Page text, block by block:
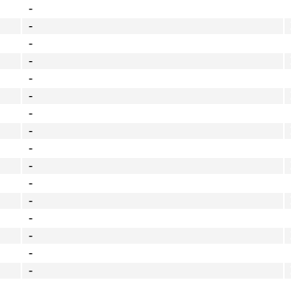
-
-
-
-
-
-
-
-
-
-
-
-
-
-
-
-